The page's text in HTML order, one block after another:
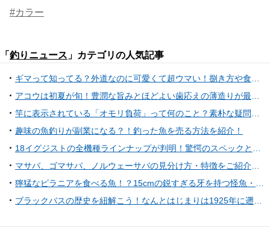
#カラー
「 釣りニュース 」カテゴリの人気記事
趣味の魚釣りが副業になる？！釣った魚を売る方法を紹介！